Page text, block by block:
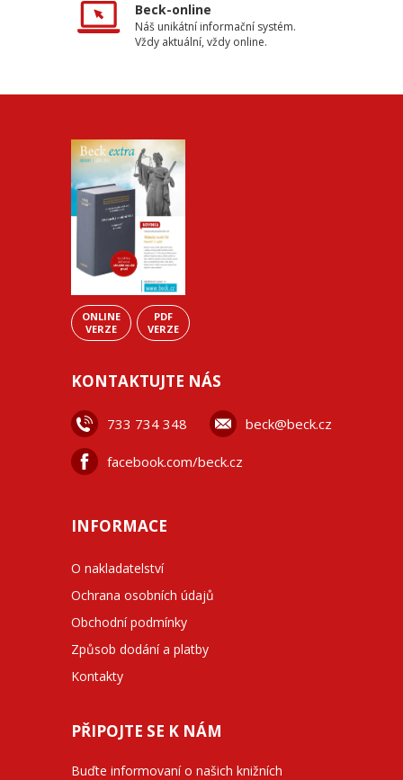
Beck-online
Náš unikátní informační systém.
Vždy aktuální, vždy online.
ONLINE
VERZE
PDF
VERZE
KONTAKTUJTE NÁS
733 734 348 beck@beck.cz
facebook.com/beck.cz
INFORMACE
O nakladatelství
Ochrana osobních údajů
Obchodní podmínky
Způsob dodání a platby
Kontakty
PŘIPOJTE SE K NÁM
Buďte informovaní o našich knižních